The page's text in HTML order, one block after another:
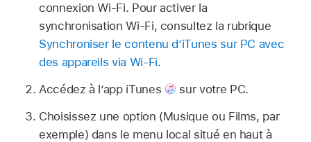
connexion Wi-Fi. Pour activer la
synchronisation Wi-Fi, consultez la rubrique
Synchroniser le contenu d’iTunes sur PC avec
des appareils via Wi-Fi.
Accédez à l’app iTunes
sur votre PC.
Choisissez une option (Musique ou Films, par
exemple) dans le menu local situé en haut à